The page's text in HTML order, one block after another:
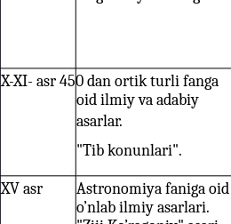
X-XI- asr 450 dan ortik turli fanga
oid ilmiy va adabiy
asarlar.
"Tib konunlari".
XV asr
Astronomiya faniga oid
o’nlab ilmiy asarlari.